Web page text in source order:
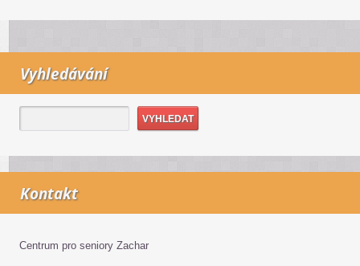
Vyhledávání
Kontakt
Centrum pro seniory Zachar